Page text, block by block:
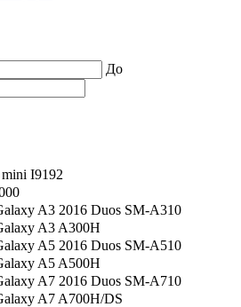
До
I9192
A3 2016 Duos SM-A310
A3 A300H
A5 2016 Duos SM-A510
A5 A500H
A7 2016 Duos SM-A710
A7 A700H/DS